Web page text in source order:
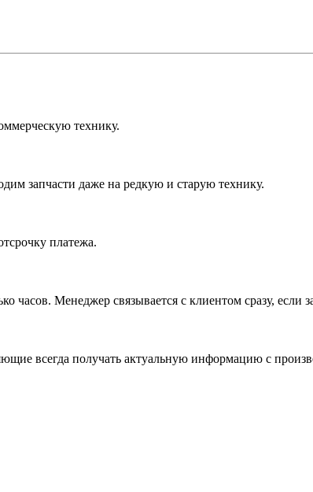
технику.
запчасти даже на редкую и старую технику.
платежа.
часов. Менеджер связывается с клиентом сразу, если
всегда получать актуальную информацию с